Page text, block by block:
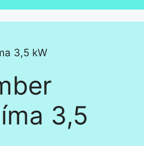
3,5 kW
3,5